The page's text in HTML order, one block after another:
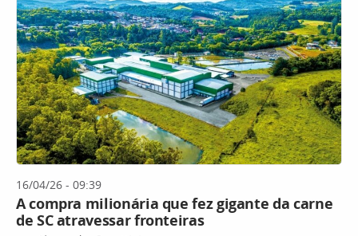
16/04/26 - 09:39
A compra milionária que fez gigante da carne
de SC atravessar fronteiras